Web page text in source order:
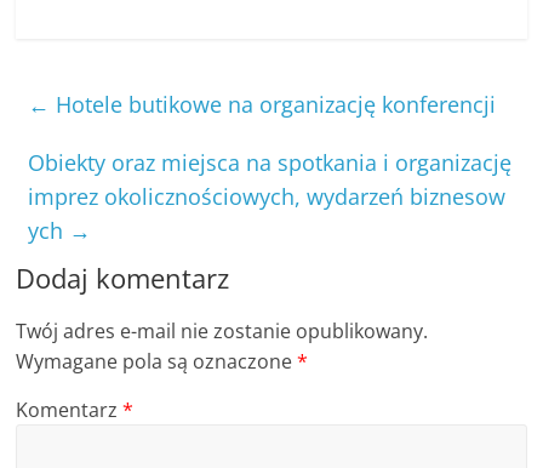
← Hotele butikowe na organizację konferencji
Obiekty oraz miejsca na spotkania i organizację
imprez okolicznościowych, wydarzeń biznesow
ych →
Dodaj komentarz
Twój adres e-mail nie zostanie opublikowany.
Wymagane pola są oznaczone*
Komentarz*